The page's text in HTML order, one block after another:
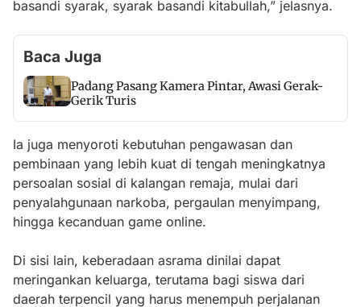
basandi syarak, syarak basandi kitabullah,” jelasnya.
Baca Juga
Padang Pasang Kamera Pintar, Awasi Gerak-
Gerik Turis
Ia juga menyoroti kebutuhan pengawasan dan
pembinaan yang lebih kuat di tengah meningkatnya
persoalan sosial di kalangan remaja, mulai dari
penyalahgunaan narkoba, pergaulan menyimpang,
hingga kecanduan game online.
Di sisi lain, keberadaan asrama dinilai dapat
meringankan keluarga, terutama bagi siswa dari
daerah terpencil yang harus menempuh perjalanan